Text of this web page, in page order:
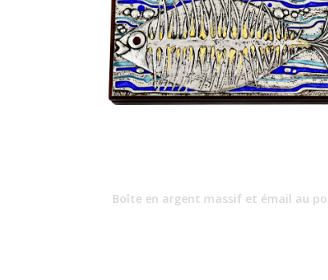
Boîte en argent massif et émail au